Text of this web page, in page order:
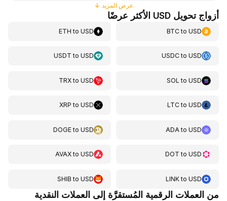
عرض المزيد ↓
أزواج تحويل USD الأكثر عرضًا
BTCtoUSD
ETH toUSD
USDCtoUSD
USDT toUSD
SOL toUSD
TRXtoUSD
LTCtoUSD
XRP toUSD
ADA toUSD
DOGEtoUSD
DOT toUSD
AVAXtoUSD
LINKtoUSD
SHIB toUSD
من العملات الرقمية المُستقرَّة إلى العملات النقدية